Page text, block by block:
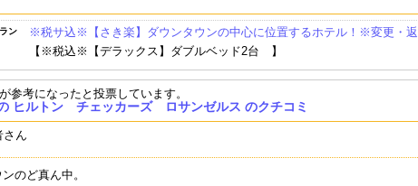
PLAZA HO
MIYAKO HYBRID H
OTEL
REDAC GATEWAY
HOTEL IN TORRA
NCE
MIYAKO
S ANGELES
ン ※税サ込※【さき楽】ダウンタウンの中心に位置するホテル！※変更・
【※税込※【デラックス】ダブルベッド2台 】
参考になったと投票しています。
ヒルトン チェッカーズ ロサンゼルス のクチコミ
さん
のど真ん中。